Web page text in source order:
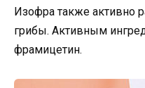
Изофра также активно
грибы. Активным
фрамицетин.